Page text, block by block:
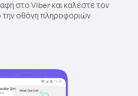
στο Viber και καλέστε τον
την οθόνη πληροφοριών